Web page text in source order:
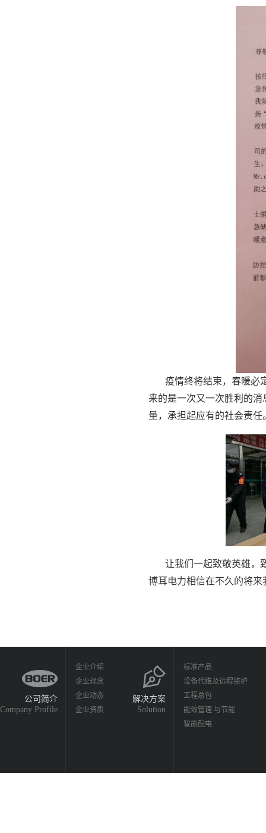
疫情终将结束，春暖必
来的是一次又一次胜利的
量，承担起应有的社会责任
让我们一起致敬英雄，
博耳电力相信在不久的将
公司简介
Company Profile
企业介绍
企业理念
企业动态
企业资质
解决方案
Solution
标准产品
设备代维及远程监护
工程总包
能效管理 与节能
智能配电